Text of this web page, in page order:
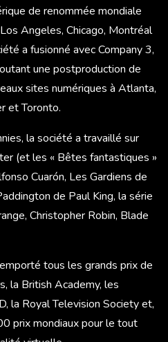
de renommée mondiale
Angeles, Chicago, Montréal
a fusionné avec Company 3,
une postproduction de
sites numériques à Atlanta,
et Toronto.
la société a travaillé sur
(et les « Bêtes fantastiques »
Cuarón, Les Gardiens de
de Paul King, la série
Christopher Robin, Blade
tous les grands prix de
la British Academy, les
la Royal Television Society et,
prix mondiaux pour le tout